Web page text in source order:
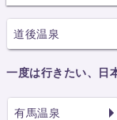
道後温泉
一度は行きたい、日
有馬温泉